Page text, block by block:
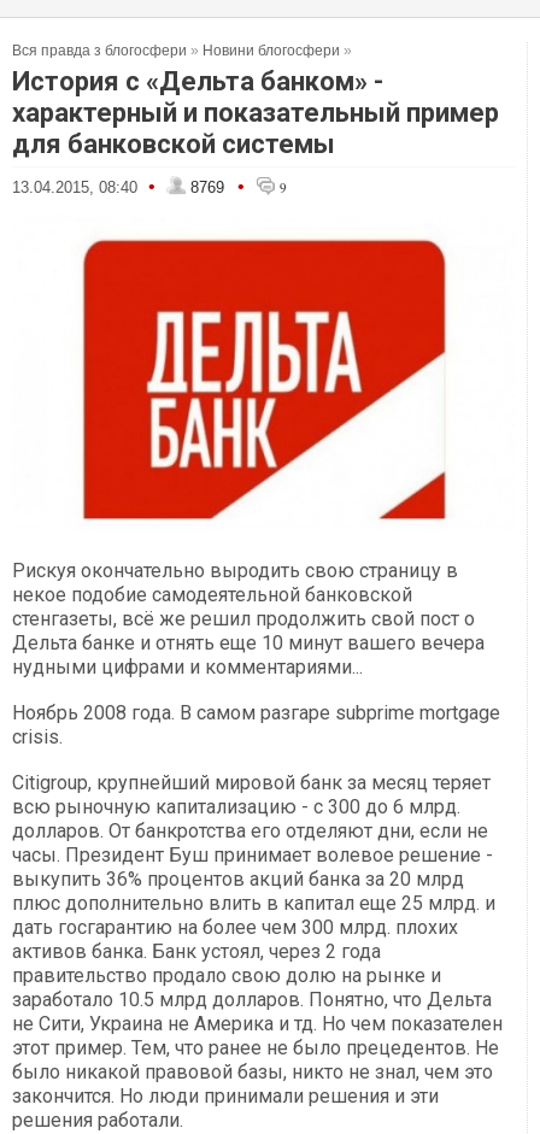
Вся правда з блогосфери » Новини блогосфери »
История с «Дельта банком» -
характерный и показательный пример
для банковской системы
13.04.2015, 08:40 • 8769 • 9
Рискуя окончательно выродить свою страницу в
некое подобие самодеятельной банковской
стенгазеты, всё же решил продолжить свой пост о
Дельта банке и отнять еще 10 минут вашего вечера
нудными цифрами и комментариями...
Ноябрь 2008 года. В самом разгаре subprime mortgage
crisis.
Citigroup, крупнейший мировой банк за месяц теряет
всю рыночную капитализацию - с 300 до 6 млрд.
долларов. От банкротства его отделяют дни, если не
часы. Президент Буш принимает волевое решение -
выкупить 36% процентов акций банка за 20 млрд
плюс дополнительно влить в капитал еще 25 млрд. и
дать госгарантию на более чем 300 млрд. плохих
активов банка. Банк устоял, через 2 года
правительство продало свою долю на рынке и
заработало 10.5 млрд долларов. Понятно, что Дельта
не Сити, Украина не Америка и тд. Но чем показателен
этот пример. Тем, что ранее не было прецедентов. Не
было никакой правовой базы, никто не знал, чем это
закончится. Но люди принимали решения и эти
решения работали.